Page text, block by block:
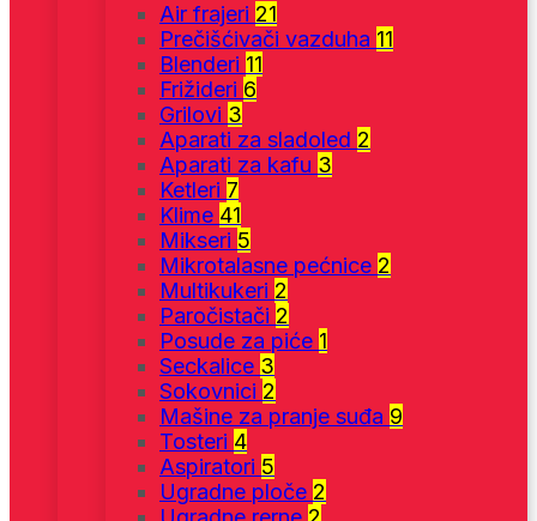
Air frajeri 21
Prečišćivači vazduha 11
Blenderi 11
Frižideri 6
Grilovi 3
Aparati za sladoled 2
Aparati za kafu 3
Ketleri 7
Klime 41
Mikseri 5
Mikrotalasne pećnice 2
Multikukeri 2
Paročistači 2
Posude za piće 1
Seckalice 3
Sokovnici 2
Mašine za pranje suđa 9
Tosteri 4
Aspiratori 5
Ugradne ploče 2